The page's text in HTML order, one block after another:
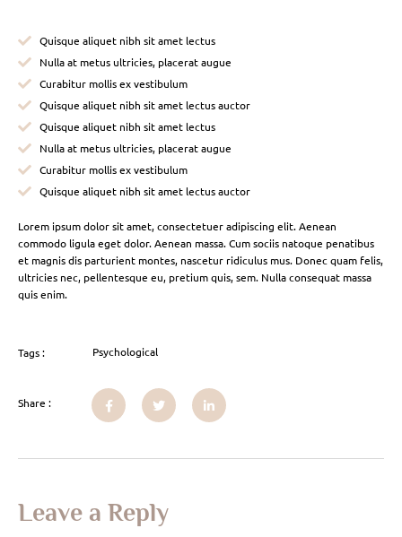
Quisque aliquet nibh sit amet lectus
Nulla at metus ultricies, placerat augue
Curabitur mollis ex vestibulum
Quisque aliquet nibh sit amet lectus auctor
Quisque aliquet nibh sit amet lectus
Nulla at metus ultricies, placerat augue
Curabitur mollis ex vestibulum
Quisque aliquet nibh sit amet lectus auctor
Lorem ipsum dolor sit amet, consectetuer adipiscing elit. Aenean
commodo ligula eget dolor. Aenean massa. Cum sociis natoque penatibus
et magnis dis parturient montes, nascetur ridiculus mus. Donec quam felis,
ultricies nec, pellentesque eu, pretium quis, sem. Nulla consequat massa
quis enim.
Tags : Psychological
Share :
Leave a Reply